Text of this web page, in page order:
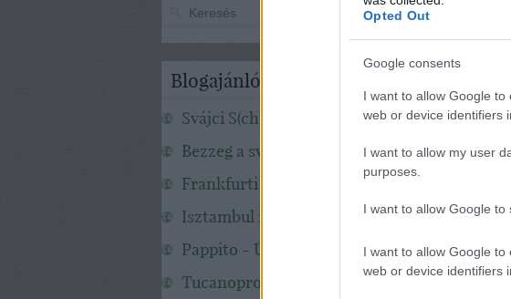
Opted Out
Google consents
I want to allow Google
web or device identifiers
I want to allow my user
purposes.
I want to allow Google to
I want to allow Google
web or device identifiers
Blogajánló
Svájci S(ch)apka
Bezzeg a svédek!
Frankfurti mesék
Isztambul infó
Pappito - Új-Zéland
Tucanoprod
A
Vajon
„Az
nem